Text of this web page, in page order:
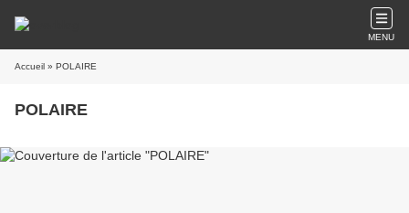
MENU
Accueil » POLAIRE
POLAIRE